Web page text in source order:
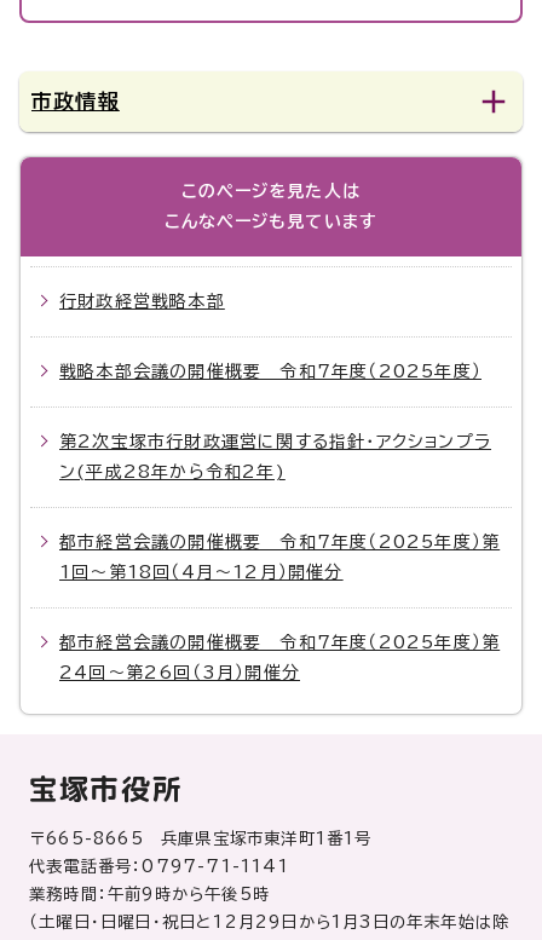
市政情報
このページを見た人は
こんなページも見ています
行財政経営戦略本部
戦略本部会議の開催概要 令和7年度（2025年度）
第2次宝塚市行財政運営に関する指針・アクションプラ
ン(平成28年から令和2年)
都市経営会議の開催概要 令和7年度（2025年度）第
1回～第18回（4月～12月）開催分
都市経営会議の開催概要 令和7年度（2025年度）第
24回～第26回（3月）開催分
宝塚市役所
〒665-8665 兵庫県宝塚市東洋町1番1号
代表電話番号：0797-71-1141
業務時間：午前9時から午後5時
（土曜日・日曜日・祝日と12月29日から1月3日の年末年始は除